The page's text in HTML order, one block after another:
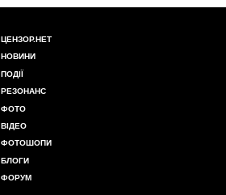
ЦЕНЗОР.НЕТ
НОВИНИ
ПОДІЇ
РЕЗОНАНС
ФОТО
ВІДЕО
ФОТОШОПИ
БЛОГИ
ФОРУМ